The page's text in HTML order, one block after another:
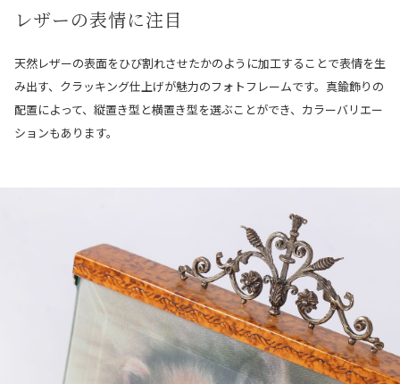
レザーの表情に注目
天然レザーの表面をひび割れさせたかのように加工することで表情を生
み出す、クラッキング仕上げが魅力のフォトフレームです。真鍮飾りの
配置によって、縦置き型と横置き型を選ぶことができ、カラーバリエー
ションもあります。